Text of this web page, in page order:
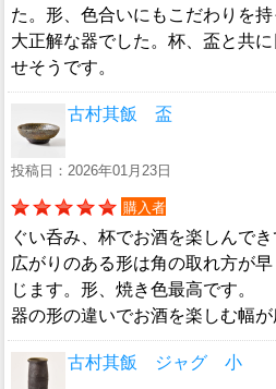
た。形、色合いにもこだわりを持
大正解な器でした。杯、盃と共
せそうです。
古村其飯 盃
投稿日：2026年01月23日
購入者
ぐい呑み、杯でお酒を楽しんでき
広がりのある形は角の取れ方が
じます。形、焼き色最高です。
器の形の違いでお酒を楽しむ幅が
古村其飯 ジャグ 小